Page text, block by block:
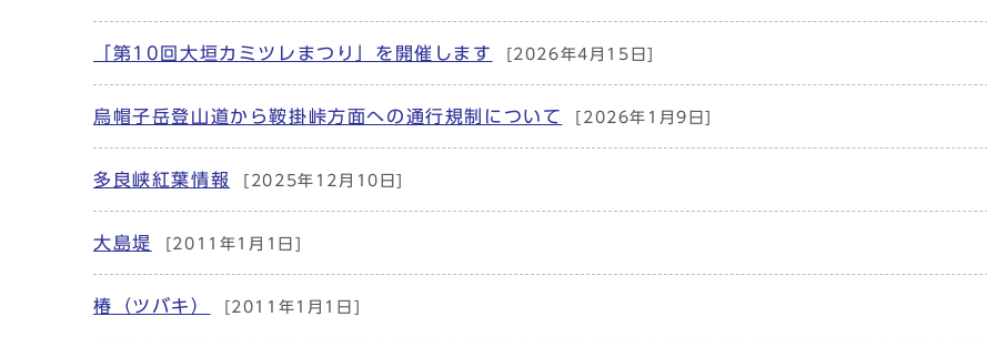
「第10回大垣カミツレまつり」を開催します [2026年4月15日]
烏帽子岳登山道から鞍掛峠方面への通行規制について [2026年1月9日]
多良峡紅葉情報 [2025年12月10日]
大島堤 [2011年1月1日]
椿（ツバキ） [2011年1月1日]